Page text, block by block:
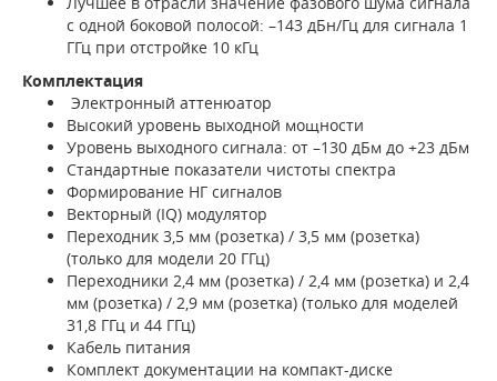
с одной боковой полосой: –143 дБн/Гц для сигнала 1
ГГц при отстройке 10 кГц
Комплектация
Электронный аттенюатор
Высокий уровень выходной мощности
Уровень выходного сигнала: от –130 дБм до +23 дБм
Стандартные показатели чистоты спектра
Формирование НГ сигналов
Векторный (IQ) модулятор
Переходник 3,5 мм (розетка) / 3,5 мм (розетка)
(только для модели 20 ГГц)
Переходники 2,4 мм (розетка) / 2,4 мм (розетка) и 2,4
мм (розетка) / 2,9 мм (розетка) (только для моделей
31,8 ГГц и 44 ГГц)
Кабель питания
Комплект документации на компакт-диске